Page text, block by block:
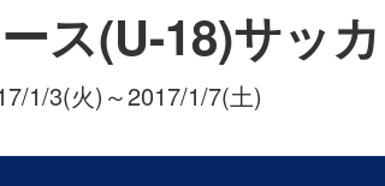
ス(U-18)サッ
1/3(火)～2017/1/7(土)